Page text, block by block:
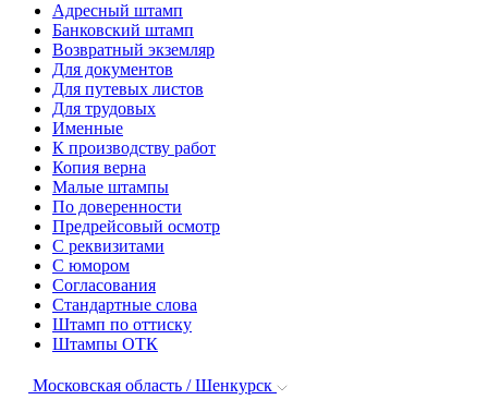
Адресный штамп
Банковский штамп
Возвратный экземляр
Для документов
Для путевых листов
Для трудовых
Именные
К производству работ
Копия верна
Малые штампы
По доверенности
Предрейсовый осмотр
С реквизитами
С юмором
Согласования
Стандартные слова
Штамп по оттиску
Штампы ОТК
Московская область / Шенкурск